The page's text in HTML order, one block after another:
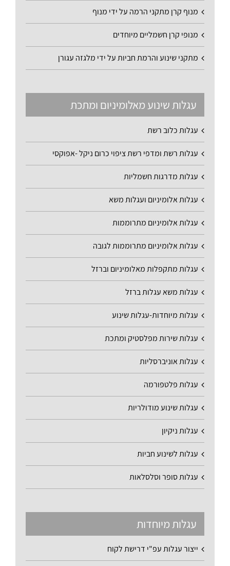
מנוף קרן מתקני הרמה על ידי מנוף
מנופי קרן חשמליים מיוחדים
מתקני שינוע והרמת חביות על ידי מלגזה עגורן
עגלות שינוע מאלומיניום ומתכת
עגלות כלוב רשת
עגלות רשת ומדפי רשת ציפוי כרום ניקל -אפוקסי
עגלות מדרגות חשמליות
עגלות אלומיניום ועגלות משא
עגלות אלומיניום מתרוממות
עגלות אלומיניום מתרוממות לגובה
עגלות מתקפלות מאלומיניום וברזל
עגלות משא עגלות ברזל
עגלות מיוחדות-עגלות שינוע
עגלות שירות מפלסטיק ומתכת
עגלות אוניברסליות
עגלות פלטפורמה
עגלות שינוע מודולריות
עגלות ניקיון
עגלות לשינוע חביות
עגלות סופר וסלסלאות
עגלות מיוחדות
ייצור עגלות עפ"י דרישת לקוח